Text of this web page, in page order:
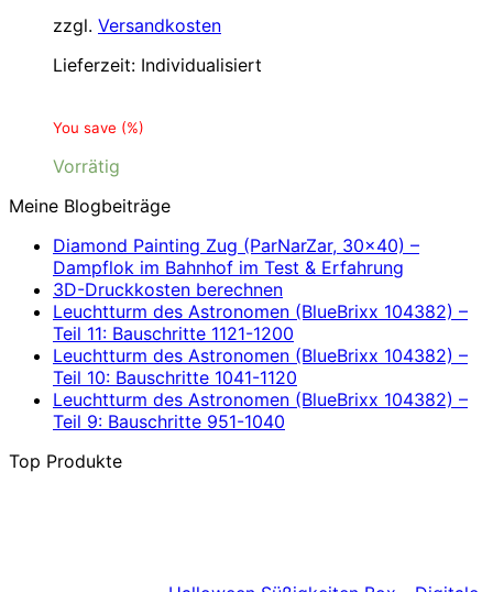
zzgl. Versandkosten
Lieferzeit: Individualisiert
You save (%)
Vorrätig
Meine Blogbeiträge
Diamond Painting Zug (ParNarZar, 30×40) –
Dampflok im Bahnhof im Test & Erfahrung
3D-Druckkosten berechnen
Leuchtturm des Astronomen (BlueBrixx 104382) –
Teil 11: Bauschritte 1121-1200
Leuchtturm des Astronomen (BlueBrixx 104382) –
Teil 10: Bauschritte 1041-1120
Leuchtturm des Astronomen (BlueBrixx 104382) –
Teil 9: Bauschritte 951-1040
Top Produkte